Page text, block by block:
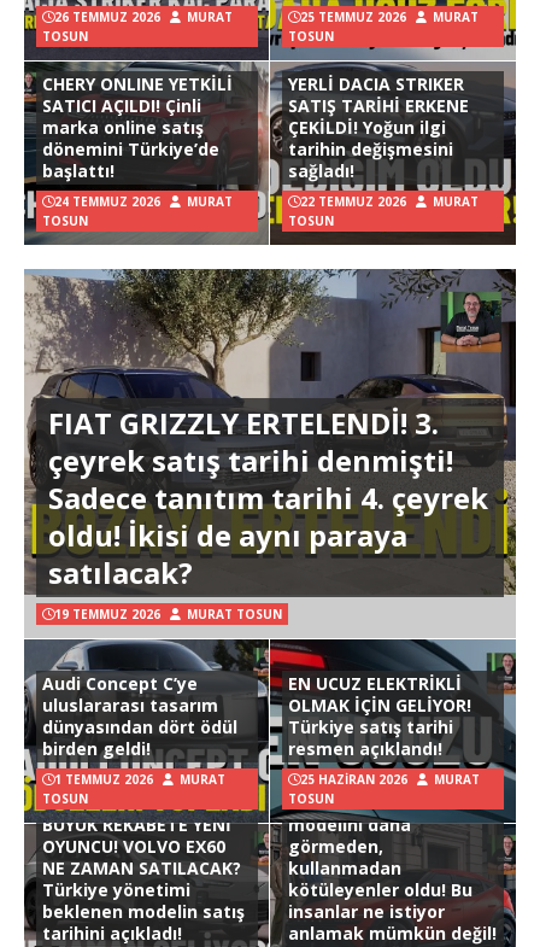
26 TEMMUZ 2026
MURAT
TOSUN
25 TEMMUZ 2026
MURAT
TOSUN
CHERY ONLINE YETKİLİ
SATICI AÇILDI! Çinli
marka online satış
dönemini Türkiye’de
başlattı!
24 TEMMUZ 2026
MURAT
TOSUN
YERLİ DACIA STRIKER
SATIŞ TARİHİ ERKENE
ÇEKİLDİ! Yoğun ilgi
tarihin değişmesini
sağladı!
22 TEMMUZ 2026
MURAT
TOSUN
FIAT GRIZZLY ERTELENDİ! 3.
çeyrek satış tarihi denmişti!
Sadece tanıtım tarihi 4. çeyrek
oldu! İkisi de aynı paraya
satılacak?
19 TEMMUZ 2026 MURAT TOSUN
Audi Concept C’ye
uluslararası tasarım
dünyasından dört ödül
birden geldi!
1 TEMMUZ 2026
MURAT
TOSUN
EN UCUZ ELEKTRİKLİ
OLMAK İÇİN GELİYOR!
Türkiye satış tarihi
resmen açıklandı!
25 HAZIRAN 2026
MURAT
TOSUN
BÜYÜK REKABETE YENİ
OYUNCU! VOLVO EX60
NE ZAMAN SATILACAK?
Türkiye yönetimi
beklenen modelin satış
tarihini açıkladı!
Hyundai Ioniq 3
modelini daha
görmeden,
kullanmadan
kötüleyenler oldu! Bu
insanlar ne istiyor
anlamak mümkün değil!